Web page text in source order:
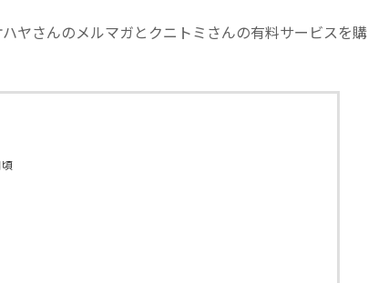
ヤさんのメルマガとクニトミさんの有料サービスを購